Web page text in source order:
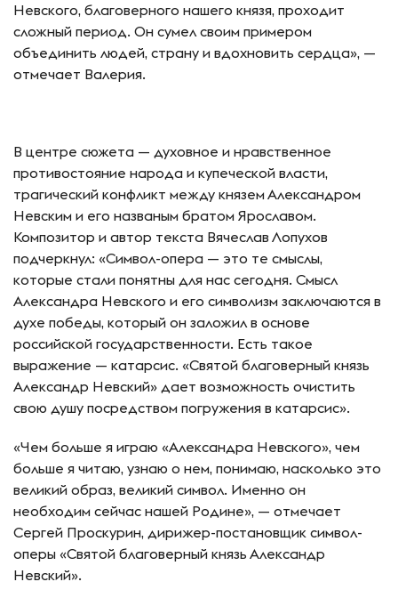
Невского, благоверного нашего князя, проходит
сложный период. Он сумел своим примером
объединить людей, страну и вдохновить сердца», —
отмечает Валерия.
В центре сюжета — духовное и нравственное
противостояние народа и купеческой власти,
трагический конфликт между князем Александром
Невским и его названым братом Ярославом.
Композитор и автор текста Вячеслав Лопухов
подчеркнул: «Символ-опера — это те смыслы,
которые стали понятны для нас сегодня. Смысл
Александра Невского и его символизм заключаются в
духе победы, который он заложил в основе
российской государственности. Есть такое
выражение — катарсис. «Святой благоверный князь
Александр Невский» дает возможность очистить
свою душу посредством погружения в катарсис».
«Чем больше я играю «Александра Невского», чем
больше я читаю, узнаю о нем, понимаю, насколько это
великий образ, великий символ. Именно он
необходим сейчас нашей Родине», — отмечает
Сергей Проскурин, дирижер-постановщик символ-
оперы «Святой благоверный князь Александр
Невский».